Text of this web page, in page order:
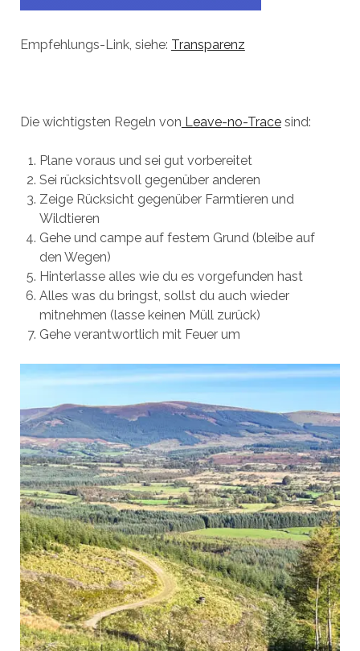
Empfehlungs-Link, siehe: Transparenz
Die wichtigsten Regeln von Leave-no-Tracesind:
Plane voraus und sei gut vorbereitet
Sei rücksichtsvoll gegenüber anderen
Zeige Rücksicht gegenüber Farmtieren und
Wildtieren
Gehe und campe auf festem Grund (bleibe auf
den Wegen)
Hinterlasse alles wie du es vorgefunden hast
Alles was du bringst, sollst du auch wieder
mitnehmen (lasse keinen Müll zurück)
Gehe verantwortlich mit Feuer um